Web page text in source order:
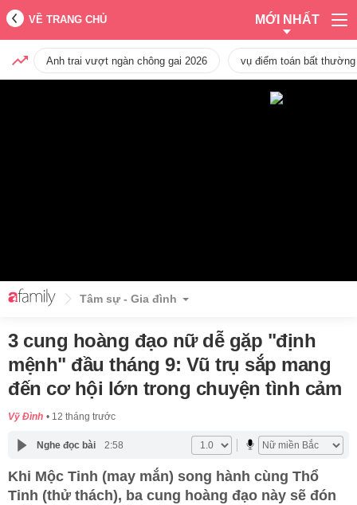
VỀ TRANG CHỦ MỚI NHẤT
Anh trai vượt ngàn chông gai 2026 vụ điểm toán bất
Tâm sự - Gia đình
3 cung hoàng đạo nữ dễ gặp "định
mệnh" đầu tháng 9: Vũ trụ sắp mang
đến cơ hội lớn trong chuyện tình cảm
Vỹ Đình 12 tháng trước
Nghe đọc bài 2:58
Khi Mộc Tinh (may mắn) song hành cùng Thổ
Tinh (thử thách), ba cung hoàng đạo này sẽ đón